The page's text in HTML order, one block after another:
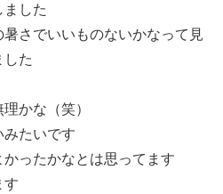
ました
さでいいものないかなって見
した
かな（笑）
みたいです
ったかなとは思ってます
す